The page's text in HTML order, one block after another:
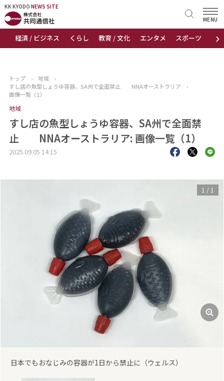
KK KYODO NEWS SITE
›
経済 / ビジネス くらし 教育 / 文化 エンタメ スポーツ 地域
MENU
KK KYODONEWS SITE
トップページ
ニュース
おすすめコンテンツ
出版物
トップ › 地域
›
すし店の魚型しょうゆ容器、SA州で全面禁止 NNAオーストラリア
›
画像一覧（1）
地域
すし店の魚型しょうゆ容器、SA州で全面禁
止 NNAオーストラリア: 画像一覧（1）
2025.09.05 14:15
日本でもおなじみの容器が1日から禁止に（ウェルス）
1 / 1